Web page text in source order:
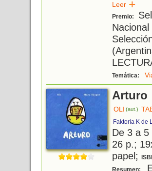
Leer
Premio:
Temática:
Arturo
OLI (aut.)
Faktoría K de
De 3 a
26 p.;
papel;